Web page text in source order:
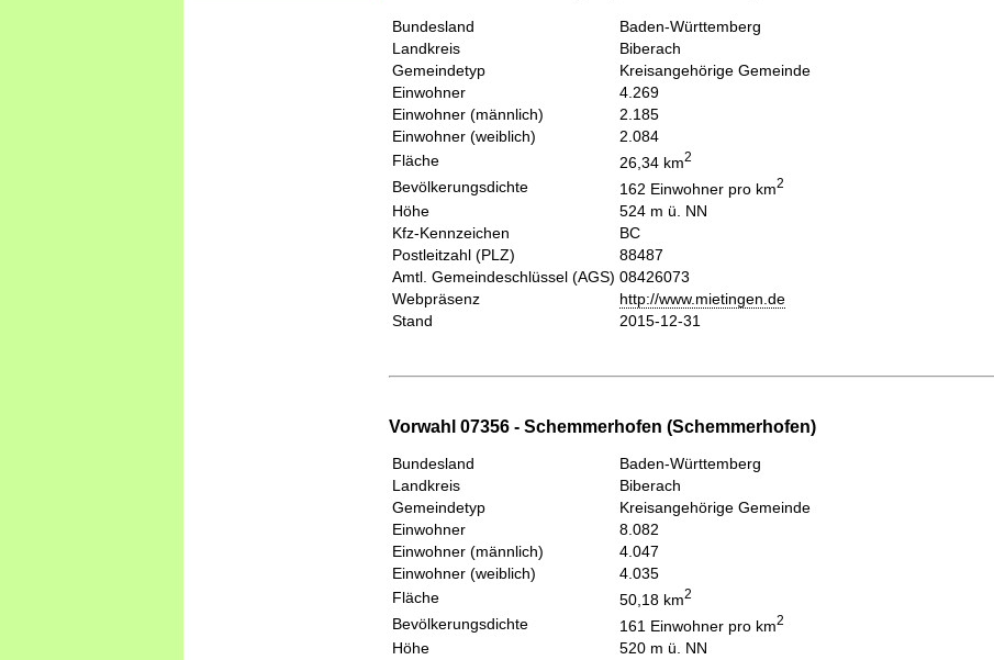
Bundesland
Baden-Württemberg
Landkreis
Biberach
Gemeindetyp
Kreisangehörige Gemeinde
Einwohner
4.269
Einwohner (männlich)
2.185
Einwohner (weiblich)
2.084
Fläche
26,34 km2
Bevölkerungsdichte 162 Einwohner pro km2
Höhe
524 m ü. NN
Kfz-Kennzeichen
BC
Postleitzahl (PLZ)
88487
Amtl. Gemeindeschlüssel (AGS) 08426073
Webpräsenz
http://www.mietingen.de
Stand
2015-12-31
Vorwahl 07356 - Schemmerhofen (Schemmerhofen)
Bundesland
Baden-Württemberg
Landkreis
Biberach
Gemeindetyp
Kreisangehörige Gemeinde
Einwohner
8.082
Einwohner (männlich)
4.047
Einwohner (weiblich)
4.035
Fläche
50,18 km2
Bevölkerungsdichte 161 Einwohner pro km2
Höhe
520 m ü. NN